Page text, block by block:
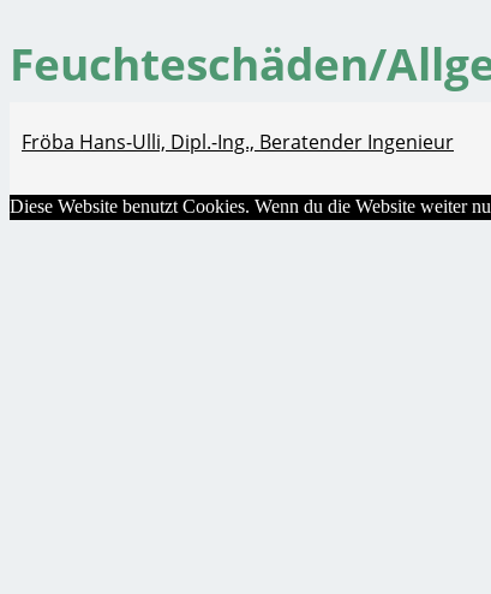
Feuchteschäden/
Fröba Hans-Ulli, Dipl.-Ing., Beratender Ingenieur
Diese Website benutzt Cookies. Wenn du die Website weiter